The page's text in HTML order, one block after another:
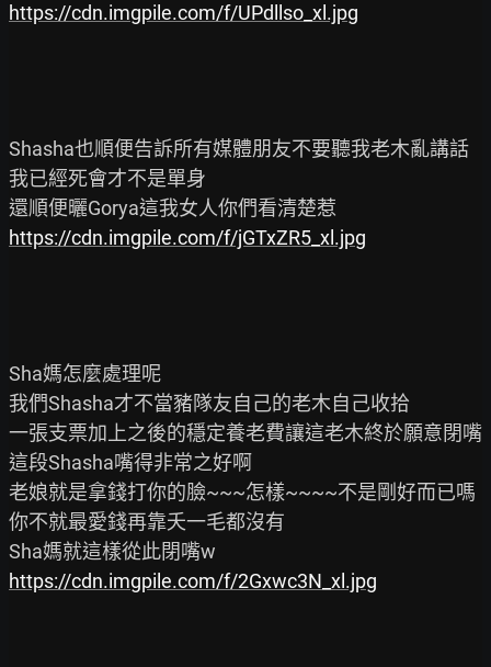
https://cdn.imgpile.com/f/UPdllso_xl.jpg
Shasha也順便告訴所有媒體朋友不要聽我老木亂講話
我已經死會才不是單身
https://cdn.imgpile.com/f/jGTxZR5_xl.jpg
Sha媽怎麼處理呢
我們Shasha才不當豬隊友自己的老木自己收拾
一張支票加上之後的穩定養老費讓這老木終於願意閉嘴
這段Shasha嘴得非常之好啊
老娘就是拿錢打你的臉~~~怎樣~~~~不是剛好而已嗎
你不就最愛錢再靠夭一毛都沒有
https://cdn.imgpile.com/f/2Gxwc3N_xl.jpg